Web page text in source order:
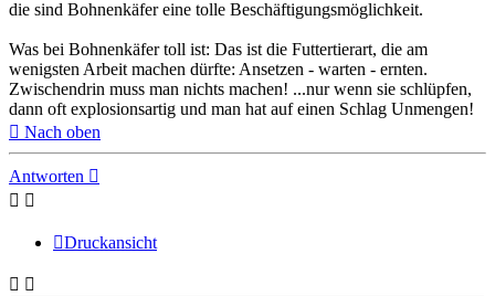
die sind Bohnenkäfer eine tolle Beschäftigungsmöglichkeit.
Was bei Bohnenkäfer toll ist: Das ist die Futtertierart, die am
wenigsten Arbeit machen dürfte: Ansetzen - warten - ernten.
Zwischendrin muss man nichts machen! ...nur wenn sie schlüpfen,
dann oft explosionsartig und man hat auf einen Schlag Unmengen!
Nach oben
Antworten
Druckansicht